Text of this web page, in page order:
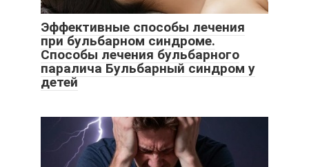
Эффективные способы лечения
при бульбарном синдроме.
Способы лечения бульбарного
паралича Бульбарный синдром у
детей